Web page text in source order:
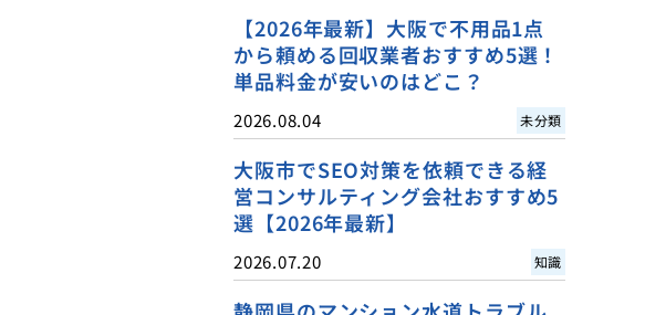
【2026年最新】大阪で不用品1点
から頼める回収業者おすすめ5選！
単品料金が安いのはどこ？
2026.08.04 未分類
大阪市でSEO対策を依頼できる経
営コンサルティング会社おすすめ5
選【2026年最新】
2026.07.20 知識